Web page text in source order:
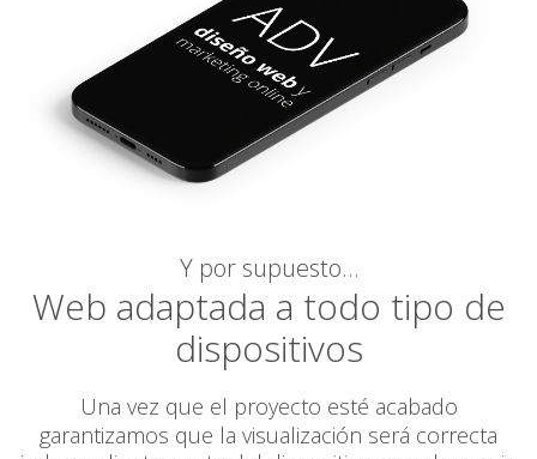
Y por supuesto…
Web adaptada a todo tipo de
dispositivos
Una vez que el proyecto esté acabado
garantizamos que la visualización será correcta